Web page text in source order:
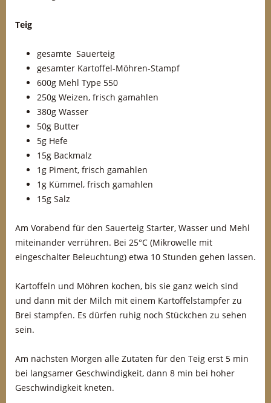
Teig
gesamte Sauerteig
gesamter Kartoffel-Möhren-Stampf
600g Mehl Type 550
250g Weizen, frisch gamahlen
380g Wasser
50g Butter
5g Hefe
15g Backmalz
1g Piment, frisch gamahlen
1g Kümmel, frisch gamahlen
15g Salz
Am Vorabend für den Sauerteig Starter, Wasser und Mehl
miteinander verrühren. Bei 25°C (Mikrowelle mit
eingeschalter Beleuchtung) etwa 10 Stunden gehen lassen.
Kartoffeln und Möhren kochen, bis sie ganz weich sind
und dann mit der Milch mit einem Kartoffelstampfer zu
Brei stampfen. Es dürfen ruhig noch Stückchen zu sehen
sein.
Am nächsten Morgen alle Zutaten für den Teig erst 5 min
bei langsamer Geschwindigkeit, dann 8 min bei hoher
Geschwindigkeit kneten.